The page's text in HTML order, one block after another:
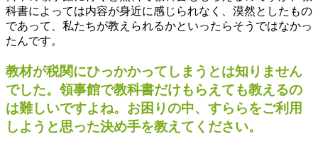
科書によっては内容が身近に感じられなく、漠然としたもの
であって、私たちが教えられるかといったらそうではなかっ
たんです。
教材が税関にひっかかってしまうとは知りません
でした。領事館で教科書だけもらえても教えるの
は難しいですよね。お困りの中、すららをご利用
しようと思った決め手を教えてください。